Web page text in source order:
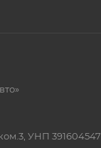
УНП 391604547